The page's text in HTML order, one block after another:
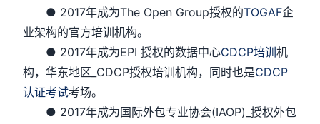
● 2017年成为The Open Group授权的TOGAF企
业架构的官方培训机构。
● 2017年成为EPI 授权的数据中心CDCP培训机
构，华东地区_CDCP授权培训机构，同时也是CDCP
认证考试考场。
● 2017年成为国际外包专业协会(IAOP)_授权外包